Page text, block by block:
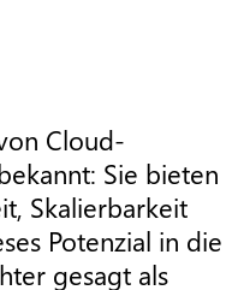
Cloud-
Sie bieten
Skalierbarkeit
Potenzial in die
gesagt als